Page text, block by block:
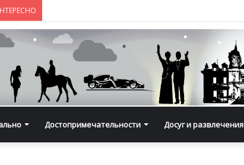
Достопримечательности Досуг и развлечения